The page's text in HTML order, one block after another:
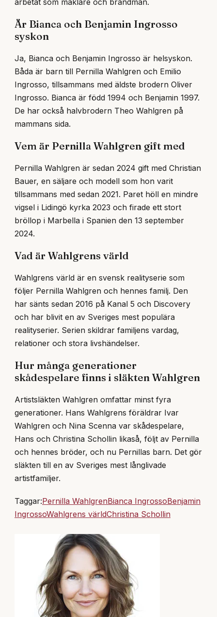
Är Bianca och Benjamin Ingrosso
syskon
Ja, Bianca och Benjamin Ingrosso är helsyskon.
Båda är barn till Pernilla Wahlgren och Emilio
Ingrosso, tillsammans med äldste brodern Oliver
Ingrosso. Bianca är född 1994 och Benjamin 1997.
De har också halvbrodern Theo Wahlgren på
mammans sida.
Vem är Pernilla Wahlgren gift med
Pernilla Wahlgren är sedan 2024 gift med Christian
Bauer, en säljare och modell som hon varit
tillsammans med sedan 2021. Paret höll en mindre
vigsel i Lidingö kyrka 2023 och firade ett stort
bröllop i Marbella i Spanien den 13 september
2024.
Vad är Wahlgrens värld
Wahlgrens värld är en svensk realityserie som
följer Pernilla Wahlgren och hennes familj. Den
har sänts sedan 2016 på Kanal 5 och Discovery
och har blivit en av Sveriges mest populära
realityserier. Serien skildrar familjens vardag,
relationer och stora livshändelser.
Hur många generationer
skådespelare finns i släkten Wahlgren
Artistsläkten Wahlgren omfattar minst fyra
generationer. Hans Wahlgrens föräldrar Ivar
Wahlgren och Nina Scenna var skådespelare,
Hans och Christina Schollin likaså, följt av Pernilla
och hennes bröder, och nu Pernillas barn. Det gör
släkten till en av Sveriges mest långlivade
artistfamiljer.
Taggar:Pernilla WahlgrenBianca IngrossoBenjamin
IngrossoWahlgrens världChristina Schollin